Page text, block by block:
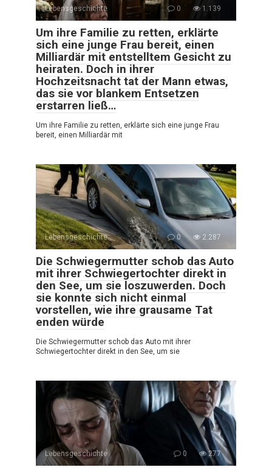
Lebensgeschichte 0 1.139
Um ihre Familie zu retten, erklärte
sich eine junge Frau bereit, einen
Milliardär mit entstelltem Gesicht zu
heiraten. Doch in ihrer
Hochzeitsnacht tat der Mann etwas,
das sie vor blankem Entsetzen
erstarren ließ…
Um ihre Familie zu retten, erklärte sich eine junge Frau
bereit, einen Milliardär mit
Lebensgeschichte 0 2.287
Die Schwiegermutter schob das Auto
mit ihrer Schwiegertochter direkt in
den See, um sie loszuwerden. Doch
sie konnte sich nicht einmal
vorstellen, wie ihre grausame Tat
enden würde
Die Schwiegermutter schob das Auto mit ihrer
Schwiegertochter direkt in den See, um sie
Lebensgeschichte 0 277